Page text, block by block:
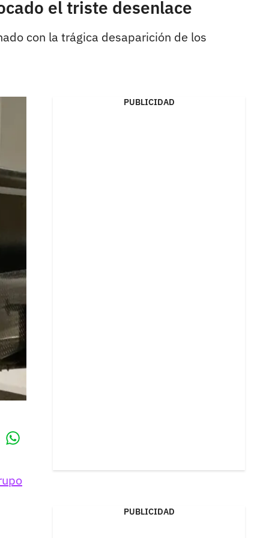
el triste desenlace
con la trágica desaparición de los
PUBLICIDAD
PUBLICIDAD